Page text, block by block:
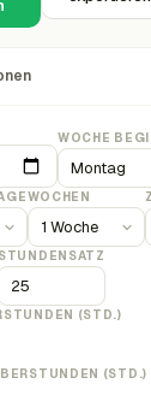
WOCHE
WOCHEN
STUNDENSATZ
(STD.)
(STD.)